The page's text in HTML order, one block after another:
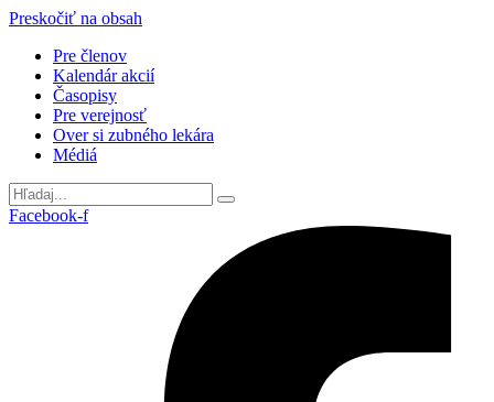
Preskočiť na obsah
Pre členov
Kalendár akcií
Časopisy
Pre verejnosť
Over si zubného lekára
Médiá
Facebook-f